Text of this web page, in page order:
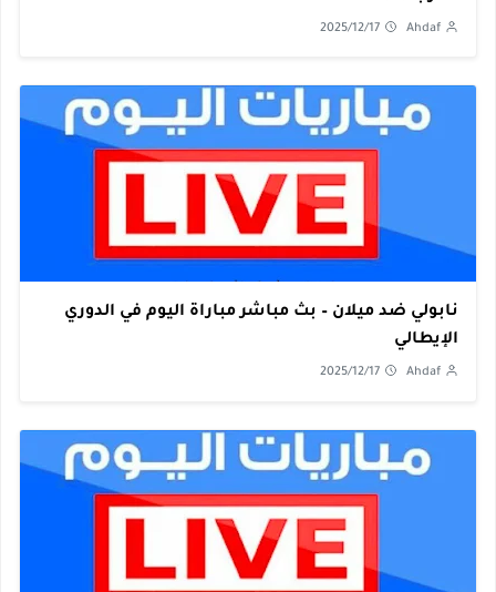
Ahdaf
2025/12/17
نابولي ضد ميلان – بث مباشر مباراة اليوم في الدوري
الإيطالي
Ahdaf
2025/12/17